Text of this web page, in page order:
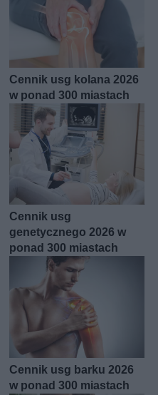
Cennik usg kolana 2026
w ponad 300 miastach
Cennik usg
genetycznego 2026 w
ponad 300 miastach
Cennik usg barku 2026
w ponad 300 miastach